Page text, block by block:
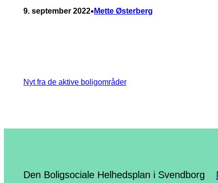
9. september 2022•Mette Østerberg
Nyt fra de aktive boligområder
Den Boligsociale Helhedsplan i Svendborg